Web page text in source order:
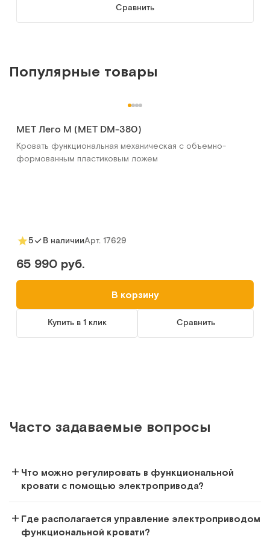
Сравнить
Популярные товары
MET Лего М (MET DM-380)
Кровать функциональная механическая с объемно-
формованным пластиковым ложем
5 В наличииАрт. 17629
65 990 руб.
В корзину
Купить в 1 клик Сравнить
Часто задаваемые вопросы
Что можно регулировать в функциональной
кровати с помощью электропривода?
Где располагается управление электроприводом
функциональной кровати?